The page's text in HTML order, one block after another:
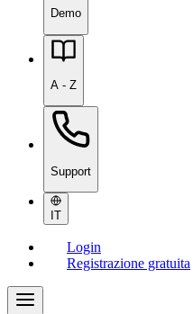
Demo
A - Z
Support
IT
Login
Registrazione gratuita